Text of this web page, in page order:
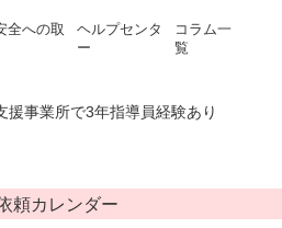
全への取
ヘルプセンタ
ー
コラム一
覧
援事業所で3年指導員経験あり
頼カレンダー